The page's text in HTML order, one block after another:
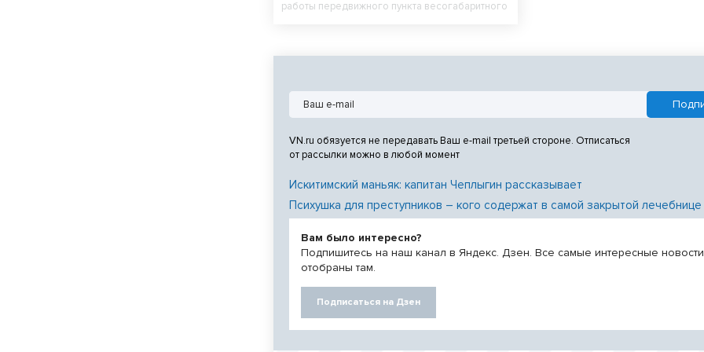
работы передвижного пункта весогабаритного
VN.ru обязуется не передавать Ваш e-mail третьей стороне. Отписаться
от рассылки можно в любой момент
Искитимский маньяк: капитан Чеплыгин рассказывает
Психушка для преступников – кого содержат в самой закрытой
Вам было интересно?
Подпишитесь на наш канал в Яндекс. Дзен. Все самые интересные новости
отобраны там.
Подписаться на Дзен